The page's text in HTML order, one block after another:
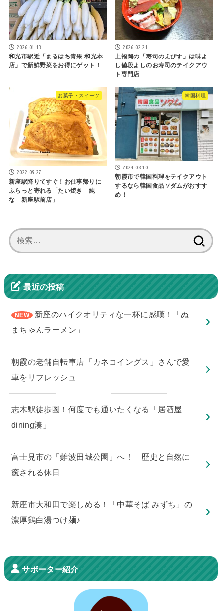
2026.01.13
和光市駅近「まるはち青果 和光本
店」で新鮮野菜をお得にゲット！
2026.02.21
上福岡の「寿司のえびす」は味よ
し値段よしのお寿司のテイクアウ
ト専門店
お菓子・スイーツ
2022.09.27
新座駅降りてすぐ！お仕事帰りに
ふらっと寄れる「たい焼き 純
な 新座駅前店」
韓国料理
2024.08.10
朝霞市で韓国料理をテイクアウト
するなら韓国食品ソダムがおすす
め！
索:
最近の投稿
新座のハイクオリティな一杯に感嘆！「ぬ
まちゃんラーメン」
朝霞の老舗自転車店「カネコイングス」さんで愛
車をリフレッシュ
志木駅徒歩圏！何度でも通いたくなる「居酒屋
dining湊」
​富士見市の「難波田城公園」へ！ 歴史と自然に
癒される休日
新座市大和田で楽しめる！「中華そば みずち」の
濃厚鶏白湯つけ麺♪
サポーター紹介